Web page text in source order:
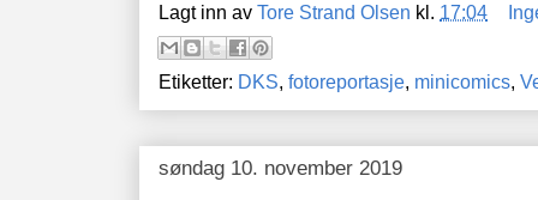
Lagt inn av Tore Strand Olsen kl. 17:04
Etiketter: DKS fotoreportasje minicomics
søndag 10. november 2019